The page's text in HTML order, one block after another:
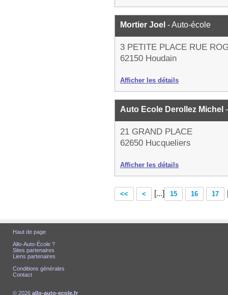
Mortier Joel - Auto-école
3 PETITE PLACE RUE
62150 Houdain
Afficher les détails
Auto Ecole Derollez Michel
21 GRAND PLACE
62650 Hucqueliers
Afficher les détails
<< < [...] 15 16 17
Haut de page
Allo-Auto-École ?
Sites partenaires
Liens partenaires
Conditions générales
Contact
© 2026 allo-auto-ecole.fr